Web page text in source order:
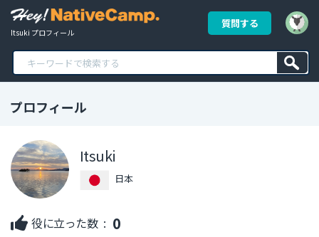
Itsuki プロフィール
質問する
プロフィール
Itsuki
日本
役に立った数 : 0